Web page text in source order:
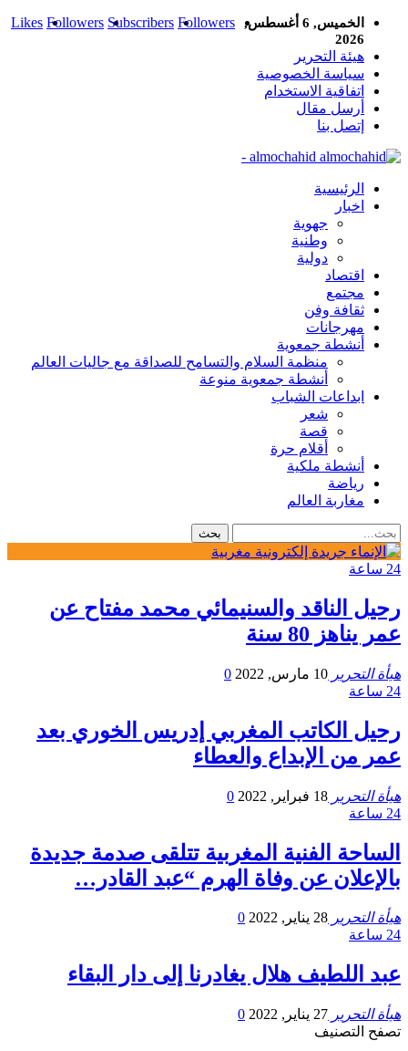
Likes Followers Subscribers Followers
الخميس, 6 أغسطس,
2026
هيئة التحرير
سياسة الخصوصية
اتفاقية الاستخدام
أرسل مقال
إتصل بنا
almochahid -
الرئيسية
اخبار
جهوية
وطنية
دولية
اقتصاد
مجتمع
ثقافة وفن
مهرجانات
أنشطة جمعوية
منظمة السلام والتسامح للصداقة مع جاليات العالم
أنشطة جمعوية منوعة
ابداعات الشباب
شعر
قصة
أقلام حرة
أنشطة ملكية
رياضة
مغاربة العالم
24 ساعة
رحيل الناقد والسنيمائي محمد مفتاح عن
عمر يناهز 80 سنة
هيأة التحرير 10 مارس, 2022
0
24 ساعة
رحيل الكاتب المغربي إدريس الخوري بعد
عمر من الإبداع والعطاء
هيأة التحرير 18 فبراير, 2022
0
24 ساعة
الساحة الفنية المغربية تتلقى صدمة جديدة
بالإعلان عن وفاة الهرم “عبد القادر…
هيأة التحرير 28 يناير, 2022
0
24 ساعة
عبد اللطيف هلال يغادرنا إلى دار البقاء
هيأة التحرير 27 يناير, 2022
0
تصفح التصنيف